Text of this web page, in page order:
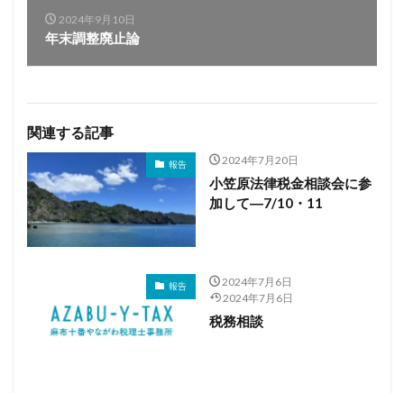
2024年9月10日
年末調整廃止論
関連する記事
報告 2024年7月20日
小笠原法律税金相談会に参
加して―7/10・11
報告
2024年7月6日
2024年7月6日
税務相談